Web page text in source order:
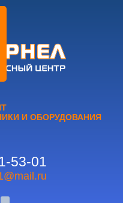
И ОБОРУДОВАНИЯ
53-01